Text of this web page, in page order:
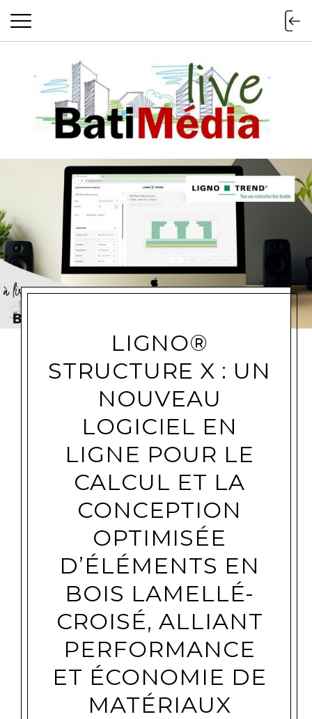
Batimedialive
LIGNO®
STRUCTURE X : UN
NOUVEAU
LOGICIEL EN
LIGNE POUR LE
CALCUL ET LA
CONCEPTION
OPTIMISÉE
D’ÉLÉMENTS EN
BOIS LAMELLÉ-
CROISÉ, ALLIANT
PERFORMANCE
ET ÉCONOMIE DE
MATÉRIAUX